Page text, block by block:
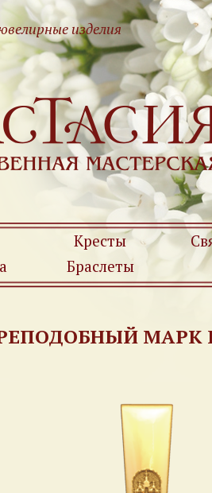
изделия
Кресты
Браслеты